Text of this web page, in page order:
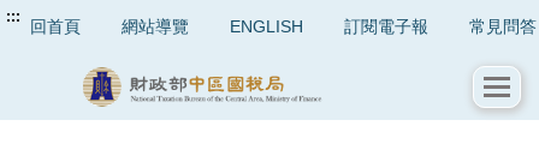
::: 回首頁 網站導覽 ENGLISH 訂閱電子報 常見問答